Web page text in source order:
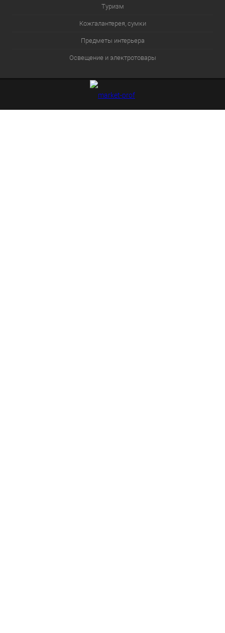
Туризм
Кожгалантерея, сумки
Предметы интерьера
Освещение и электротовары